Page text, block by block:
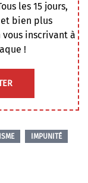
les 15 jours,
bien plus
inscrivant à
!
IMPUNITÉ